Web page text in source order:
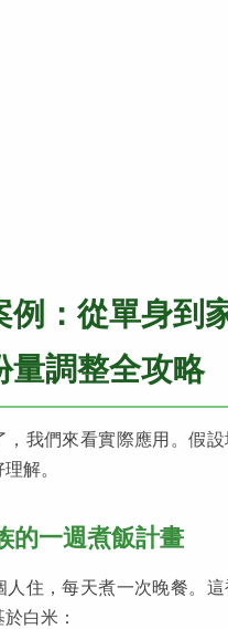
例：從單身到
量調整全攻略
，我們來看實際應用。假
解。
的一週煮飯計畫
人住，每天煮一次晚餐。
白米：